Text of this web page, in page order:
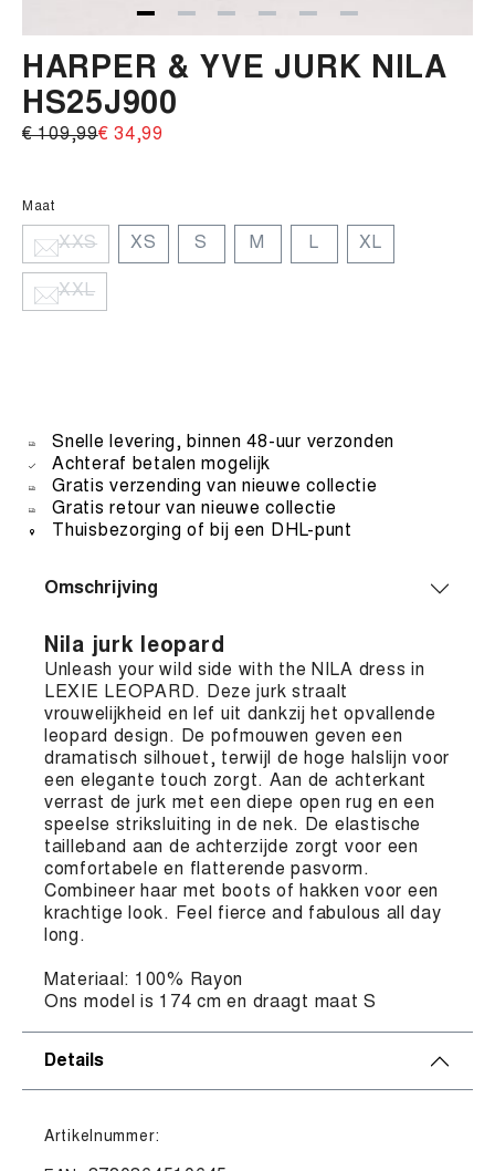
HARPER & YVE JURK NILA
HS25J900
€ 109,99‌€ 34,99‌
Maat
XXS XS S M L XL
XXL
Snelle levering, binnen 48-uur verzonden
Achteraf betalen mogelijk
Gratis verzending van nieuwe collectie
Gratis retour van nieuwe collectie
Thuisbezorging of bij een DHL-punt
Omschrijving
Nila jurk leopard
Unleash your wild side with the NILA dress in
LEXIE LEOPARD. Deze jurk straalt
vrouwelijkheid en lef uit dankzij het opvallende
leopard design. De pofmouwen geven een
dramatisch silhouet, terwijl de hoge halslijn voor
een elegante touch zorgt. Aan de achterkant
verrast de jurk met een diepe open rug en een
speelse striksluiting in de nek. De elastische
tailleband aan de achterzijde zorgt voor een
comfortabele en flatterende pasvorm.
Combineer haar met boots of hakken voor een
krachtige look. Feel fierce and fabulous all day
long.
Materiaal: 100% Rayon
Ons model is 174 cm en draagt maat S
Details
Artikelnummer: